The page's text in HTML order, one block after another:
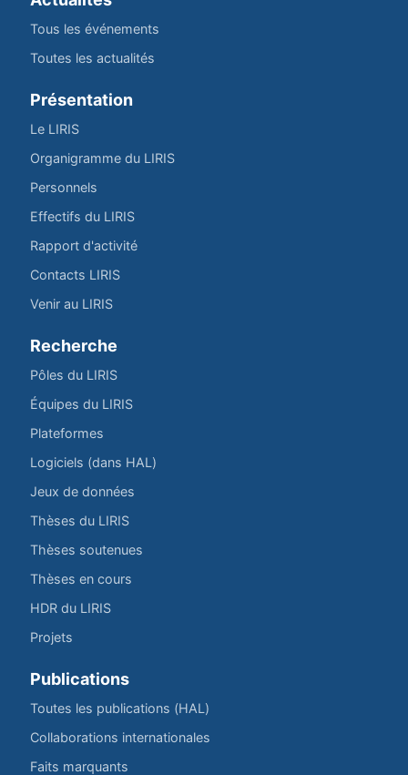
Tous les événements
Toutes les actualités
Présentation
Le LIRIS
Organigramme du LIRIS
Personnels
Effectifs du LIRIS
Rapport d'activité
Contacts LIRIS
Venir au LIRIS
Recherche
Pôles du LIRIS
Équipes du LIRIS
Plateformes
Logiciels (dans HAL)
Jeux de données
Thèses du LIRIS
Thèses soutenues
Thèses en cours
HDR du LIRIS
Projets
Publications
Toutes les publications (HAL)
Collaborations internationales
Faits marquants